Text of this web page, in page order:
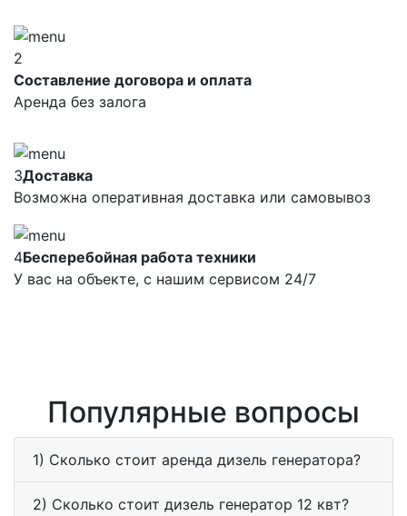
2
Составление договора и оплата
Аренда без залога
3Доставка
Возможна оперативная доставка или самовывоз
4Бесперебойная работа техники
У вас на объекте, с нашим сервисом 24/7
Популярные вопросы
1) Сколько стоит аренда дизель генератора?
2) Сколько стоит дизель генератор 12 квт?